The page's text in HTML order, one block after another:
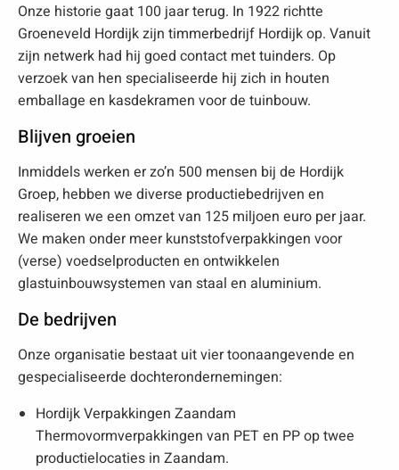
Onze historie gaat 100 jaar terug. In 1922 richtte
Groeneveld Hordijk zijn timmerbedrijf Hordijk op. Vanuit
zijn netwerk had hij goed contact met tuinders. Op
verzoek van hen specialiseerde hij zich in houten
emballage en kasdekramen voor de tuinbouw.
Blijven groeien
Inmiddels werken er zo’n 500 mensen bij de Hordijk
Groep, hebben we diverse productiebedrijven en
realiseren we een omzet van 125 miljoen euro per jaar.
We maken onder meer kunststofverpakkingen voor
(verse) voedselproducten en ontwikkelen
glastuinbouwsystemen van staal en aluminium.
De bedrijven
Onze organisatie bestaat uit vier toonaangevende en
gespecialiseerde dochterondernemingen:
Hordijk Verpakkingen Zaandam
Thermovormverpakkingen van PET en PP op twee
productielocaties in Zaandam.